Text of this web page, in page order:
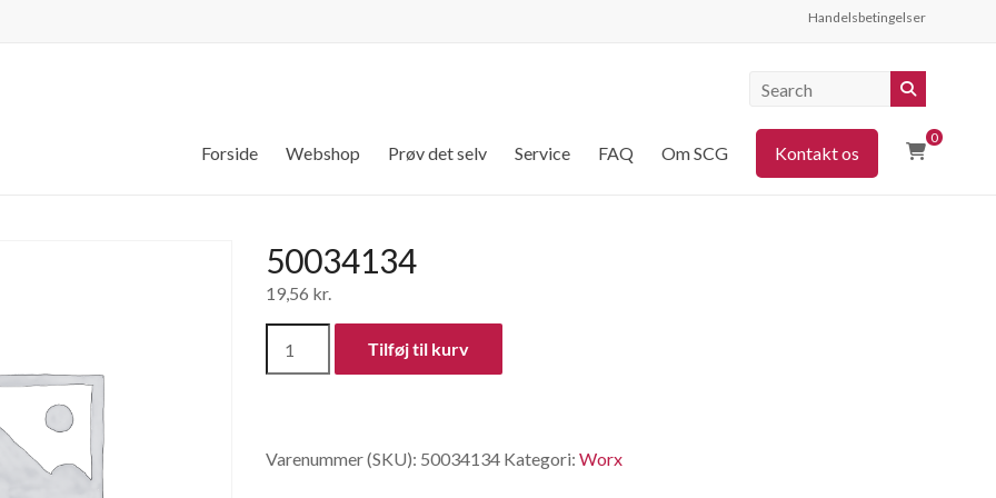
Handelsbetingelser
0
Forside Webshop Prøv det selv Service FAQ Om SCG Kontakt os
50034134
19,56 kr.
Tilføj til kurv
Varenummer (SKU): 50034134 Kategori: Worx